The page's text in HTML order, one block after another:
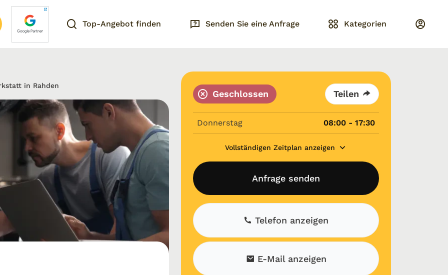
Top-Angebot finden Senden Sie eine Anfrage Kategorien
in Rahden
Geschlossen Teilen
Donnerstag 08:00 - 17:30
Vollständigen Zeitplan anzeigen
Anfrage senden
Telefon anzeigen
E-Mail anzeigen